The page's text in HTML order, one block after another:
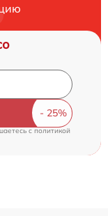
cполитикой